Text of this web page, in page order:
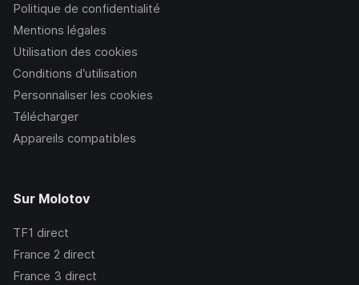
Politique de confidentialité
Mentions légales
Utilisation des cookies
Conditions d’utilisation
Personnaliser les cookies
Télécharger
Appareils compatibles
Sur Molotov
TF1 direct
France 2 direct
France 3 direct